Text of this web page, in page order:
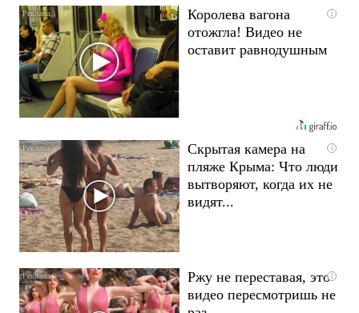
i
Королева вагона
отожгла! Видео не
оставит равнодушным
i
Скрытая камера на
пляже Крыма: Что люди
вытворяют, когда их не
видят...
i
Ржу не переставая, это
видео пересмотришь не